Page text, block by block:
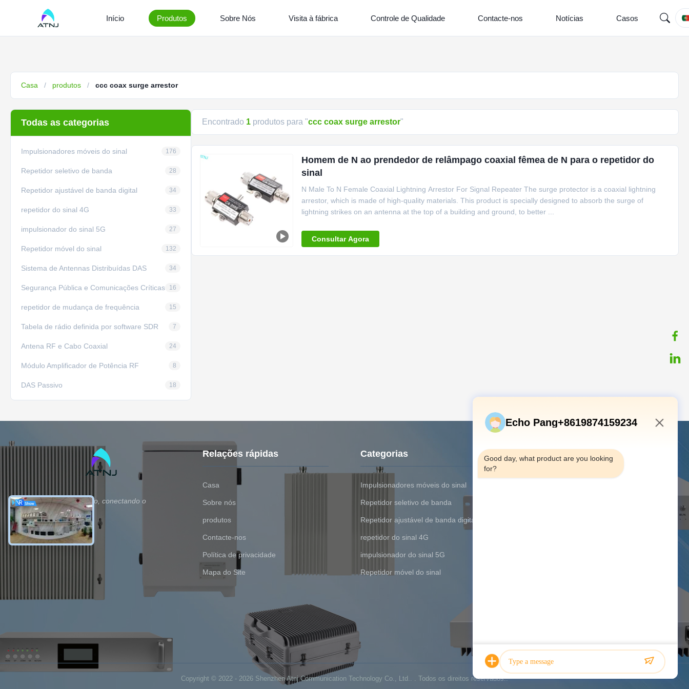
Início Produtos Sobre Nós Visita à fábrica Controle de Qualidade Contacte-nos Notícias Casos
Casa / produtos / ccc coax surge arrestor
Todas as categorias
Impulsionadores móveis do sinal 176
Repetidor seletivo de banda 28
Repetidor ajustável de banda digital 34
repetidor do sinal 4G 33
impulsionador do sinal 5G 27
Repetidor móvel do sinal 132
Sistema de Antennas Distribuídas DAS 34
Segurança Pública e Comunicações Críticas 16
repetidor de mudança de frequência 15
Tabela de rádio definida por software SDR 7
Antena RF e Cabo Coaxial 24
Módulo Amplificador de Potência RF 8
DAS Passivo 18
Encontrado 1 produtos para "ccc coax surge arrestor"
Homem de N ao prendedor de relâmpago coaxial fêmea de N para o repetidor do
sinal
N Male To N Female Coaxial Lightning Arrestor For Signal Repeater The surge protector is a coaxial lightning
arrestor, which is made of high-quality materials. This product is specially designed to absorb the surge of
lightning strikes on an antenna at the top of a building and ground, to better ...
Consultar Agora
Lidere o recurso, conectando o
infinito!
Relações rápidas
Casa
Sobre nós
produtos
Contacte-nos
Política de privacidade
Mapa do Site
Categorias
Impulsionadores móveis do sinal
Repetidor seletivo de banda
Repetidor ajustável de banda digital
repetidor do sinal 4G
impulsionador do sinal 5G
Repetidor móvel do sinal
Contacte-nos
Copyright © 2022 - 2026 Shenzhen Atnj Communication Technology Co., Ltd.. . Todos os direitos reservados..
Echo Pang+8619874159234
Good day, what product are you looking
for?